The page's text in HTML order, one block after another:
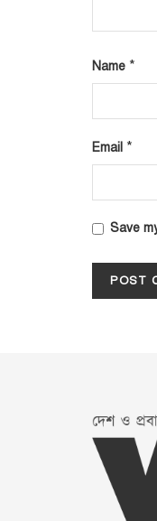
Name *
Email *
Save